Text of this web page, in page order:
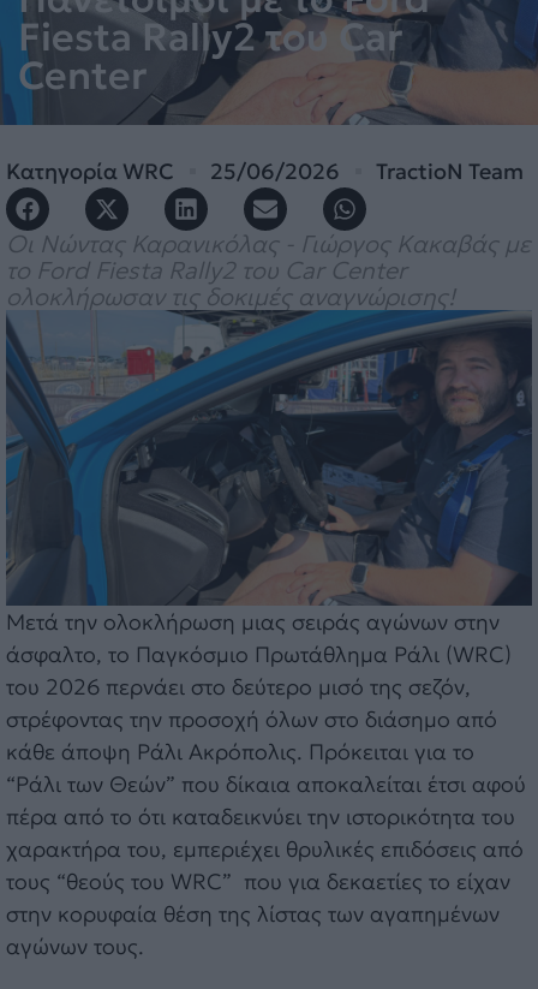
Fiesta Rally2 του Car
Center
Κατηγορία WRC 25/06/2026 TractioN Team
Οι Νώντας Καρανικόλας - Γιώργος Kακαβάς με
το Ford Fiesta Rally2 του Car Center
ολοκλήρωσαν τις δοκιμές αναγνώρισης!
Μετά την ολοκλήρωση μιας σειράς αγώνων στην
άσφαλτο, το Παγκόσμιο Πρωτάθλημα Ράλι (WRC)
του 2026 περνάει στο δεύτερο μισό της σεζόν,
στρέφοντας την προσοχή όλων στο διάσημο από
κάθε άποψη Ράλι Ακρόπολις. Πρόκειται για το
“Ράλι των Θεών” που δίκαια αποκαλείται έτσι αφού
πέρα από το ότι καταδεικνύει την ιστορικότητα του
χαρακτήρα του, εμπεριέχει θρυλικές επιδόσεις από
τους “θεούς του WRC” που για δεκαετίες το είχαν
στην κορυφαία θέση της λίστας των αγαπημένων
αγώνων τους.